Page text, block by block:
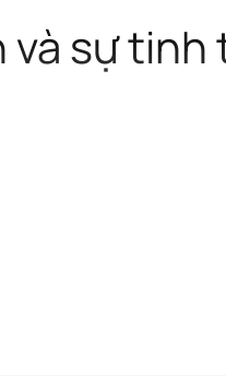
và sự tinh